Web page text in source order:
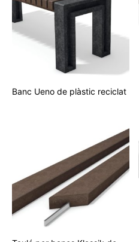
Banc Ueno de plàstic reciclat